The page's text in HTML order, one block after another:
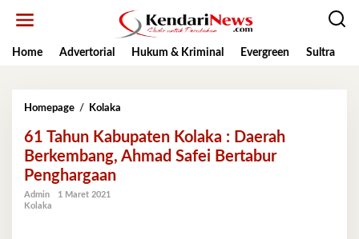
Home
Advertorial Hukum & Kriminal Evergreen Sultra
Homepage / Kolaka
Kabupaten
Kolaka
:
61 Tahun Kabupaten Kolaka : Daerah
Berkembang, Ahmad Safei Bertabur
Penghargaan
Admin
1 Maret 2021
Kolaka